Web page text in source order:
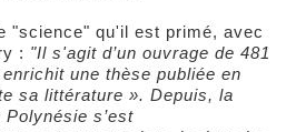
"science" qu'il est primé, avec
: "Il s'agit d’un ouvrage de 481
une thèse publiée en
sa littérature ». Depuis, la
s’est